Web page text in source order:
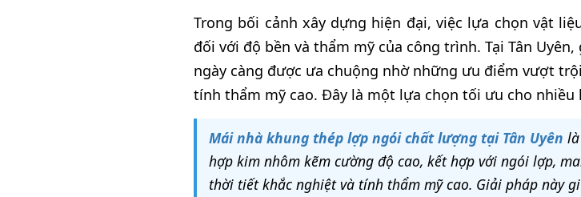
Trong bối cảnh xây dựng hiện đại, việc lựa chọn vật
đối với độ bền và thẩm mỹ của công trình. Tại Tân
ngày càng được ưa chuộng nhờ những ưu điểm vượt
tính thẩm mỹ cao. Đây là một lựa chọn tối ưu cho nhiều
Mái nhà khung thép lợp ngói chất lượng tại Tân Uyên
hợp kim nhôm kẽm cường độ cao, kết hợp với ngói lợp,
thời tiết khắc nghiệt và tính thẩm mỹ cao. Giải pháp này